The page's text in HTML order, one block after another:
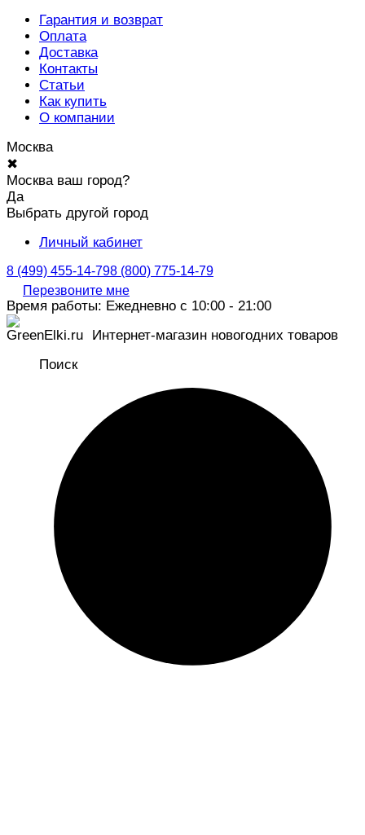
Гарантия и возврат
Оплата
Доставка
Контакты
Статьи
Как купить
О компании
Москва
✖
Москва ваш город?
Да
Выбрать другой город
Личный кабинет
8 (499) 455-14-798 (800) 775-14-79
Перезвоните мне
Время работы: Ежедневно с 10:00 - 21:00
Интернет-магазин новогодних товаров
Поиск